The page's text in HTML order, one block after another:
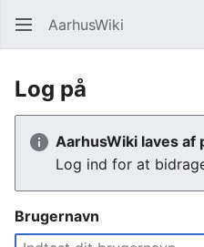
AarhusWiki
Log på
AarhusWiki laves af
Log ind for at
Brugernavn